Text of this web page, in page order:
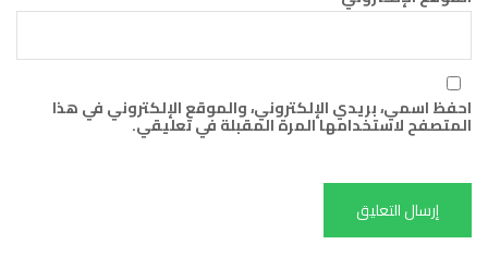
احفظ اسمي، بريدي الإلكتروني، والموقع الإلكتروني في هذا
المتصفح لاستخدامها المرة المقبلة في تعليقي.